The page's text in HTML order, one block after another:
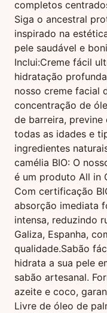
completos
Siga o ancestral
inspirado na
pele saudável e
Inclui:Creme fácil
hidratação
nosso creme facial
concentração de
de barreira, previne
todas as idades e
ingredientes
camélia BIO: O
é um produto All in
Com certificação
absorção imediata
intensa, reduzindo
Galiza, Espanha,
qualidade.Sabão
hidrata a sua pele
sabão artesanal.
azeite e coco,
Livre de óleo de